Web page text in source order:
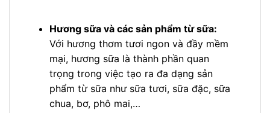
Hương sữa và các sản phẩm từ sữa:
Với hương thơm tươi ngon và đầy mềm
mại, hương sữa là thành phần quan
trọng trong việc tạo ra đa dạng sản
phẩm từ sữa như sữa tươi, sữa đặc, sữa
chua, bơ, phô mai,…